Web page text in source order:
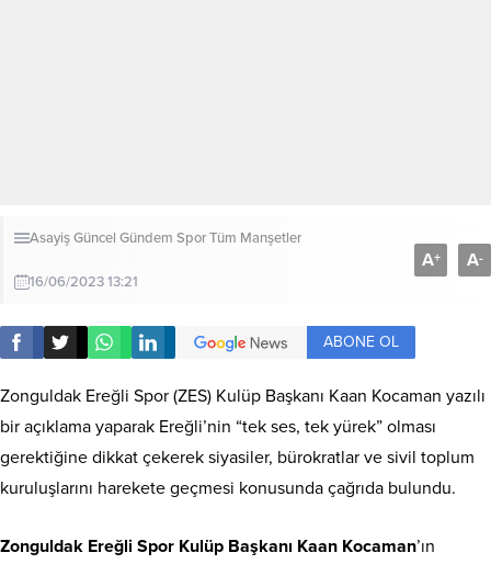
AsayişGüncel Gündem SporTüm Manşetler
16/06/2023 13:21
A+ A-
ABONE OL
Zonguldak Ereğli Spor (ZES) Kulüp Başkanı Kaan Kocaman yazılı
bir açıklama yaparak Ereğli’nin “tek ses, tek yürek” olması
gerektiğine dikkat çekerek siyasiler, bürokratlar ve sivil toplum
kuruluşlarını harekete geçmesi konusunda çağrıda bulundu.
Zonguldak Ereğli Spor Kulüp Başkanı Kaan Kocaman’ın